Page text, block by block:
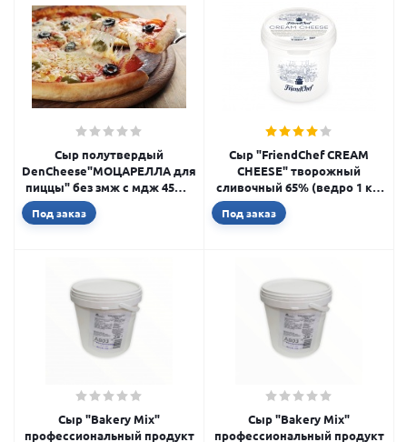
Сыр полутвердый
DenCheese"МОЦАРЕЛЛА для
пиццы" без змж с мдж 45% (
упаковка 2 кг)
Под заказ
Сыр "FriendChef CREAM
CHEESE" творожный
сливочный 65% (ведро 1 кг)
Под заказ
Сыр "Bakery Mix"
профессиональный продукт
Сыр "Bakery Mix"
профессиональный продукт